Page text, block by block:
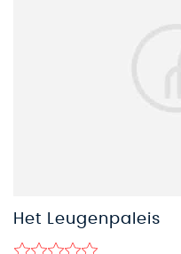
Het Leugenpaleis